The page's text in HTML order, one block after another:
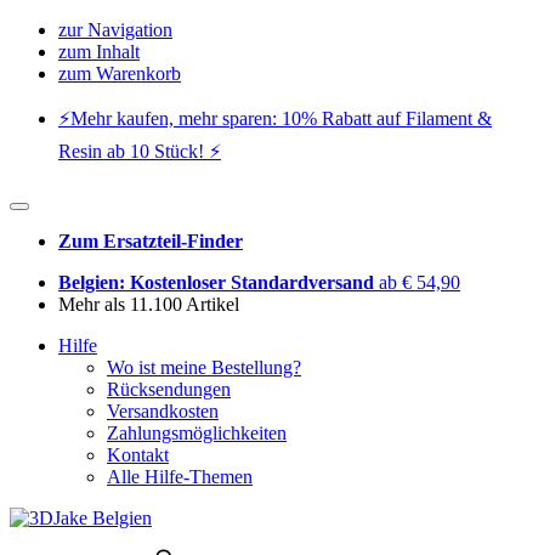
zur Navigation
zum Inhalt
zum Warenkorb
⚡️Mehr kaufen, mehr sparen: 10% Rabatt auf Filament &
Resin ab 10 Stück! ⚡️
Zum Ersatzteil-Finder
Belgien: Kostenloser Standardversand ab € 54,90
Mehr als 11.100 Artikel
Hilfe
Wo ist meine Bestellung?
Rücksendungen
Versandkosten
Zahlungsmöglichkeiten
Kontakt
Alle Hilfe-Themen